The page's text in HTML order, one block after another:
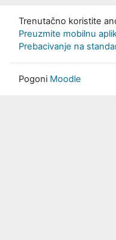
Trenutačno koristite
Preuzmite mobilnu
Prebacivanje na
Pogoni Moodle